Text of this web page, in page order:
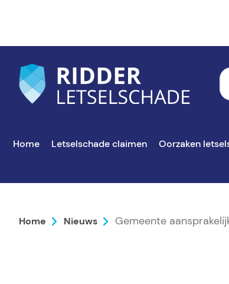
Home Letselschade claimen Oorzaken
Home Nieuws Gemeente